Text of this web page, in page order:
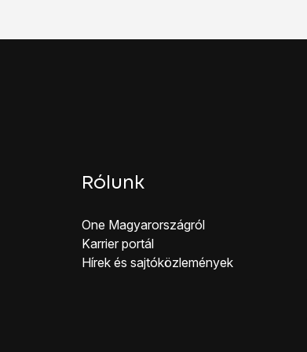
Rólunk
One Magyar országról
Karrier portál
Hírek és sajtóközlemények